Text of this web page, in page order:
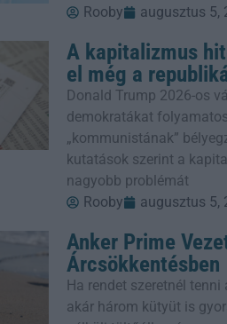
Rooby
augusztus 5,
A kapitalizmus
el még a
Donald Trump 2026-os
demokratákat
„kommunistának”
kutatások szerint a
nagyobb problémát
Rooby
augusztus 5,
Anker Prime
Árcsökkentésben
Ha rendet szeretnél
akár három kütyüt is